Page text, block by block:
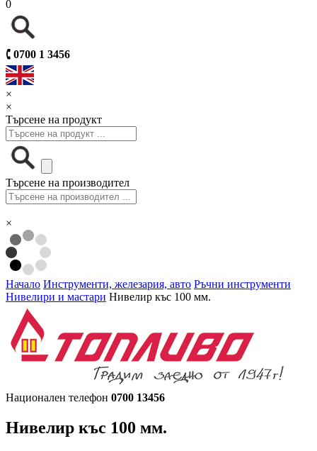
0
🕻 0700 1 3456
×
×
Търсене на продукт
Търсене на производител
×
Начало Инструменти, железария, авто Ръчни инструменти
Нивелири и мастари Нивелир къс 100 мм.
Национален телефон 0700 13456
Нивелир къс 100 мм.